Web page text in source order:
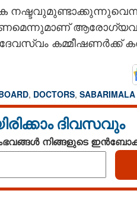
കമ്മീഷണർക്ക്
, DOCTORS, SABARIMALA
ദിവസവും
നിങ്ങളുടെ